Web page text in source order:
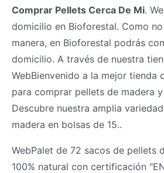
Comprar Pellets Cerca De Mi.
domicilio en Bioforestal. Como
manera, en Bioforestal podrás
domicilio. A través de nuestra
WebBienvenido a la mejor tienda
para comprar pellets de madera
Descubre nuestra amplia
madera en bolsas de 15..
WebPalet de 72 sacos de pellets
100% natural con certificación